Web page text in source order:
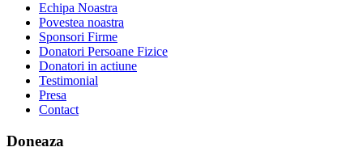
Echipa Noastra
Povestea noastra
Sponsori Firme
Donatori Persoane Fizice
Donatori in actiune
Testimonial
Presa
Contact
Doneaza